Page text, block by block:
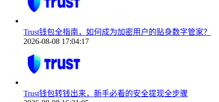
Trust钱包全指南，如何成为加密用户的贴身数字管家？
2026-08-08 17:04:17
Trust钱包转钱出来，新手必看的安全提现全步骤